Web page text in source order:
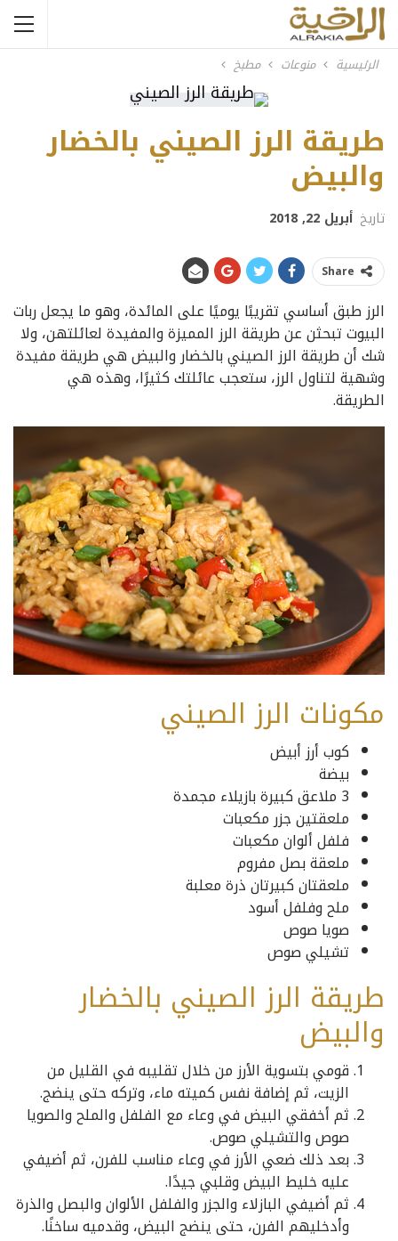
الرئيسية منوعات مطبخ
طريقة الرز الصيني بالخضار
والبيض
تاريخ أبريل 22, 2018
Share
الرز طبق أساسي تقريبًا يوميًا على المائدة، وهو ما يجعل ربات
البيوت تبحثن عن طريقة الرز المميزة والمفيدة لعائلتهن، ولا
شك أن طريقة الرز الصيني بالخضار والبيض هي طريقة مفيدة
وشهية لتناول الرز، ستعجب عائلتك كثيرًا، وهذه هي
الطريقة.
مكونات الرز الصيني
كوب أرز أبيض
بيضة
3 ملاعق كبيرة بازيلاء مجمدة
ملعقتين جزر مكعبات
فلفل ألوان مكعبات
ملعقة بصل مفروم
ملعقتان كبيرتان ذرة معلبة
ملح وفلفل أسود
صويا صوص
تشيلي صوص
طريقة الرز الصيني بالخضار
والبيض
قومي بتسوية الأرز من خلال تقليبه في القليل من
الزيت، ثم إضافة نفس كميته ماء، وتركه حتى ينضج.
ثم أخفقي البيض في وعاء مع الفلفل والملح والصويا
صوص والتشيلي صوص.
بعد ذلك ضعي الأرز في وعاء مناسب للفرن، ثم أضيفي
عليه خليط البيض وقلبي جيدًا.
ثم أضيفي البازلاء والجزر والفلفل الألوان والبصل والذرة
وأدخليهم الفرن، حتى ينضج البيض، وقدميه ساخنًا.